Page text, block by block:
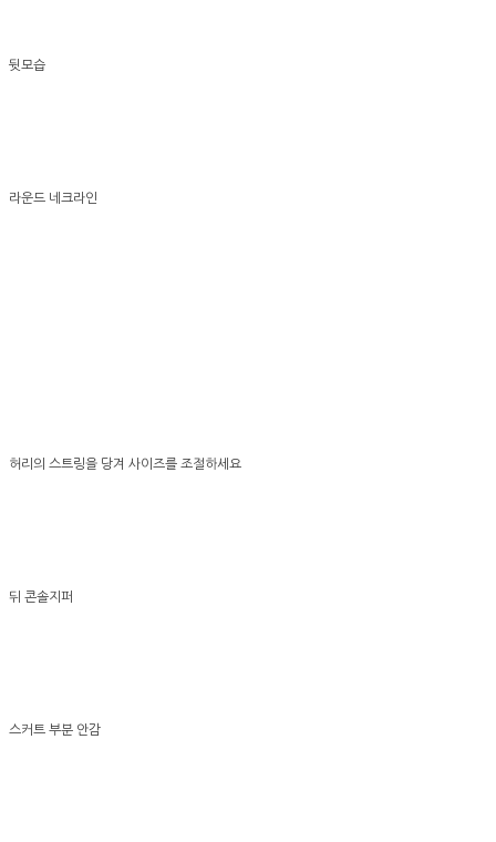
뒷모습
라운드 네크라인
허리의 스트링을 당겨 사이즈를 조절하세요
뒤 콘솔지퍼
스커트 부분 안감